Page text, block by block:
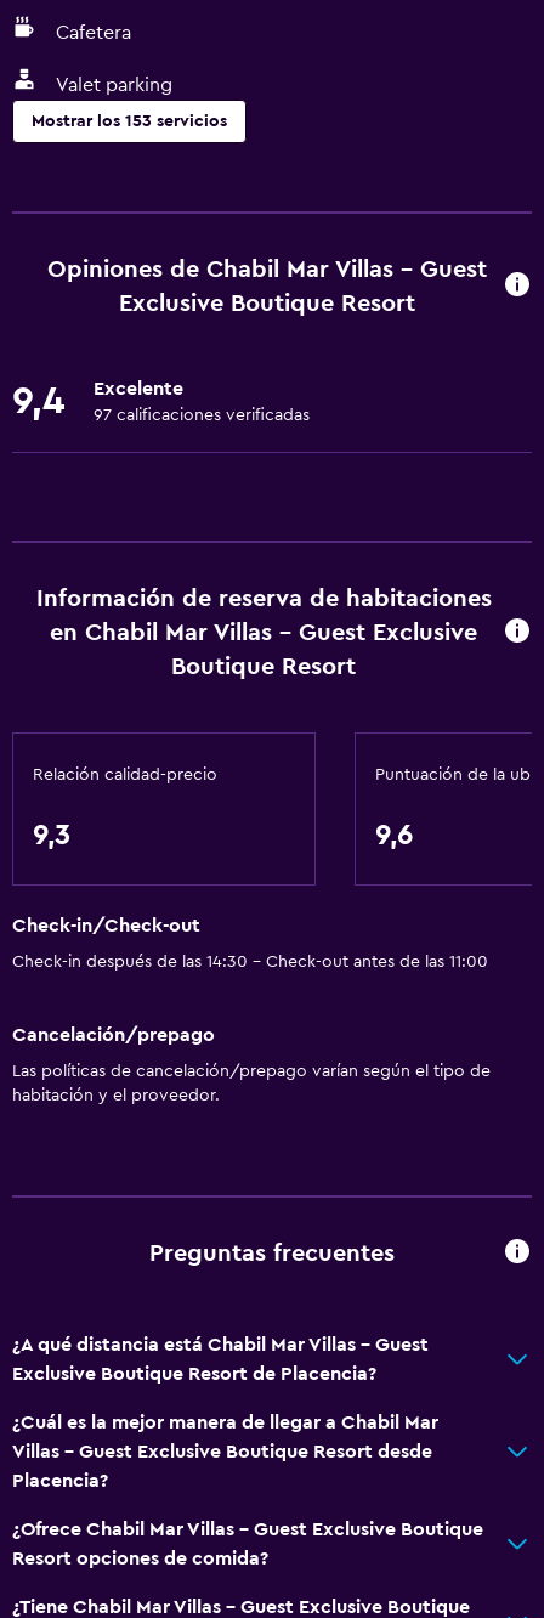
Cafetera
Valet parking
Mostrar los 153 servicios
Observación de ballenas
Tienda de regalos
Juegos de mesa/rompecabezas
Canotaje
Buceo
Entretenimiento nocturno
Senderismo
Cocina
Licuadora
Lavavajillas
Máquina para hacer hielo
Tostadora
Nevera
Cafetera
Comedor
General
Habitaciones familiares
Vista al jardín
Opiniones de Chabil Mar Villas - Guest
Exclusive Boutique Resort
9,4 Excelente
97 calificaciones verificadas
Información de reserva de habitaciones
en Chabil Mar Villas - Guest Exclusive
Boutique Resort
Relación calidad-precio
9,3
Puntuación de la
9,6
Check-in/Check-out
Check-in después de las 14:30 - Check-out antes de las 11:00
Cancelación/prepago
Las políticas de cancelación/prepago varían según el tipo de
habitación y el proveedor.
Preguntas frecuentes
¿A qué distancia está Chabil Mar Villas - Guest
Exclusive Boutique Resort de Placencia?
¿Cuál es la mejor manera de llegar a Chabil Mar
Villas - Guest Exclusive Boutique Resort desde
Placencia?
¿Ofrece Chabil Mar Villas - Guest Exclusive Boutique
Resort opciones de comida?
¿Tiene Chabil Mar Villas - Guest Exclusive Boutique